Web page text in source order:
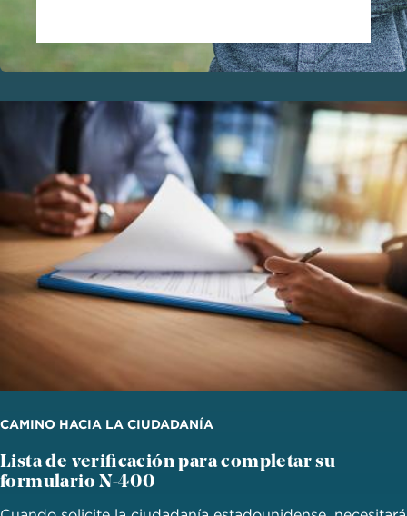
CAMINO HACIA LA CIUDADANÍA
Lista de verificación para completar su
formulario N-400